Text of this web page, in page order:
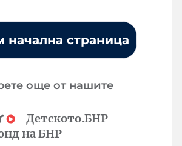
начална страница
още от нашите
Детското.БНР
на БНР